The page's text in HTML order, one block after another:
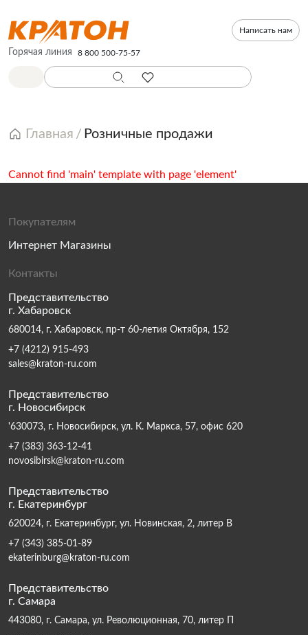
Написать нам
Горячая линия 8 800 500-75-57
Главная Розничные продажи
Cannot find 'main' template with page 'element'
Покупателям
Интернет Магазины
Контакты
Представительство
г. Хабаровск
680014, г. Хабаровск, пр-т 60-летия Октября, 152
+7 (4212) 915-493
sales@kraton-ru.com
Представительство
г. Новосибирск
'630073, г. Новосибирск, ул. К. Маркса, 57, офис 620
+7 (383) 363-12-41
novosibirsk@kraton-ru.com
Представительство
г. Екатеринбург
620024, г. Екатеринбург, ул. Новинская, 2, литер В
+7 (343) 385-01-89
ekaterinburg@kraton-ru.com
Представительство
г. Самара
443080, г. Самара, ул. Революционная, 70, литер П